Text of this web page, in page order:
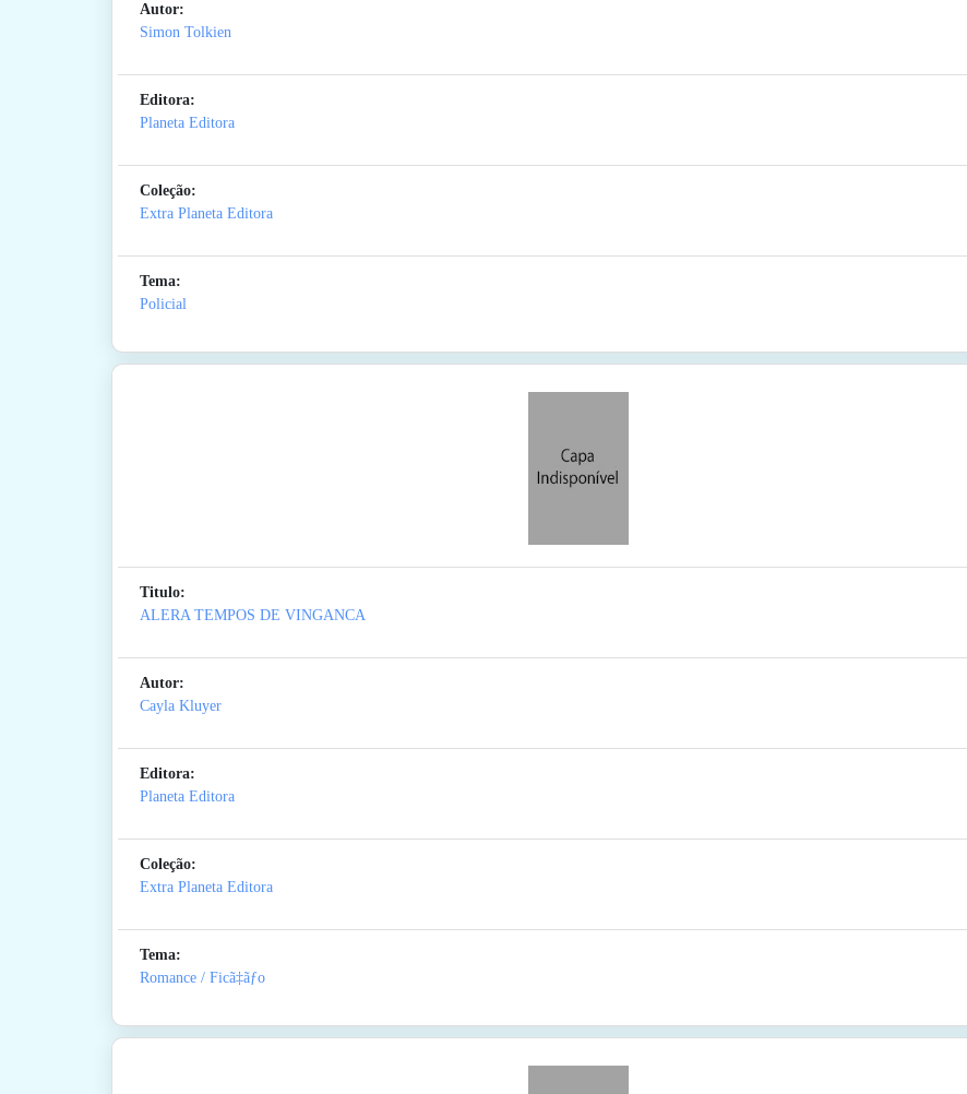
Autor:
Simon Tolkien
Editora:
Planeta Editora
Coleção:
Extra Planeta Editora
Tema:
Policial
Titulo:
ALERA TEMPOS DE VINGANCA
Autor:
Cayla Kluyer
Editora:
Planeta Editora
Coleção:
Extra Planeta Editora
Tema:
Romance / Ficã‡ãƒo